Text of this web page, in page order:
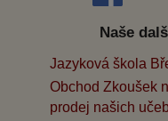
Naše
Jazyková škola
Obchod Zkoušek
prodej našich